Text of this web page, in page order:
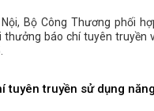
Bộ Công Thương phối
thưởng báo chí tuyên truyền
tuyên truyền sử dụng